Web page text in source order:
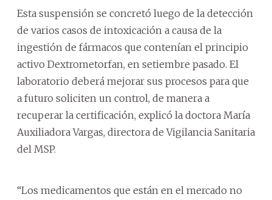
Esta suspensión se concretó luego de la detección
de varios casos de intoxicación a causa de la
ingestión de fármacos que contenían el principio
activo Dextrometorfan, en setiembre pasado. El
laboratorio deberá mejorar sus procesos para que
a futuro soliciten un control, de manera a
recuperar la certificación, explicó la doctora María
Auxiliadora Vargas, directora de Vigilancia Sanitaria
del MSP.
“Los medicamentos que están en el mercado no